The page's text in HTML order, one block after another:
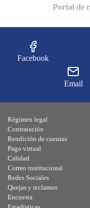
Portal de
Facebook
Email
Régimen legal
Contratación
Rendición de cuentas
Pago virtual
Calidad
Correo institucional
Redes Sociales
Quejas y reclamos
Encuesta